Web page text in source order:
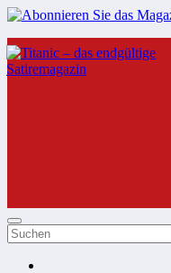
Zum
Inhalt
springen